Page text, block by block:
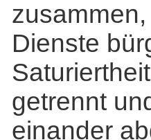
Dienste
getrennt
einander